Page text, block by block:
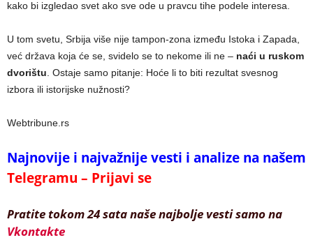
kako bi izgledao svet ako sve ode u pravcu tihe podele interesa.
U tom svetu, Srbija više nije tampon-zona između Istoka i Zapada,
već država koja će se, svidelo se to nekome ili ne – naći u ruskom
dvorištu . Ostaje samo pitanje: Hoće li to biti rezultat svesnog
izbora ili istorijske nužnosti?
Webtribune.rs
Najnovije i najvažnije vesti i analize na našem
Telegramu – Prijavi se
Pratite tokom 24 sata naše najbolje vesti samo na
Vkontakte